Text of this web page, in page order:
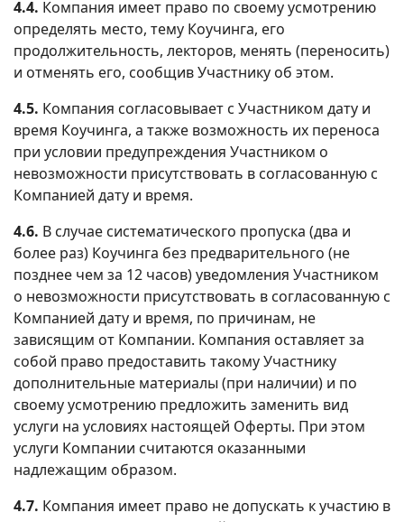
4.4. Компания имеет право по своему усмотрению
определять место, тему Коучинга, его
продолжительность, лекторов, менять (переносить)
и отменять его, сообщив Участнику об этом.
4.5. Компания согласовывает с Участником дату и
время Коучинга, а также возможность их переноса
при условии предупреждения Участником о
невозможности присутствовать в согласованную с
Компанией дату и время.
4.6. В случае систематического пропуска (два и
более раз) Коучинга без предварительного (не
позднее чем за 12 часов) уведомления Участником
о невозможности присутствовать в согласованную с
Компанией дату и время, по причинам, не
зависящим от Компании. Компания оставляет за
собой право предоставить такому Участнику
дополнительные материалы (при наличии) и по
своему усмотрению предложить заменить вид
услуги на условиях настоящей Оферты. При этом
услуги Компании считаются оказанными
надлежащим образом.
4.7. Компания имеет право не допускать к участию в